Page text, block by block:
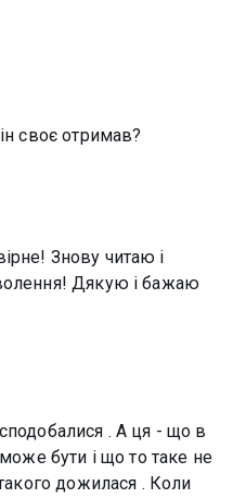
своє отримав?
Знову читаю і
Дякую і бажаю
. А ця - що в
бути і що то таке не
дожилася . Коли